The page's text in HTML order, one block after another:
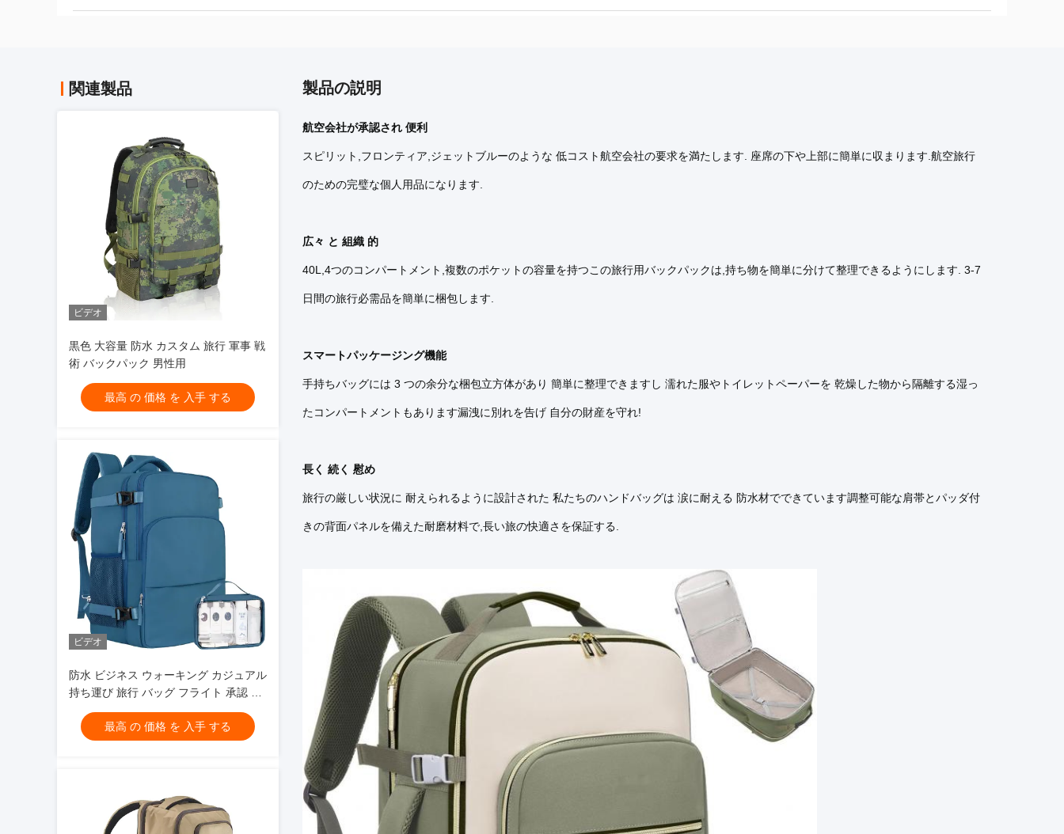
関連製品
ビデオ
黒色 大容量 防水 カスタム 旅行 軍事 戦
術 バックパック 男性用
最高 の 価格 を 入手 する
ビデオ
防水 ビジネス ウォーキング カジュアル
持ち運び 旅行 バッグ フライト 承認 16
インチ ラップトップ
最高 の 価格 を 入手 する
製品の説明
航空会社が承認され 便利
スピリット,フロンティア,ジェットブルーのような 低コスト航空会社の要求を満たします. 座席の下や上部に簡単に収まります.航空旅行
のための完璧な個人用品になります.
広々 と 組織 的
40L,4つのコンパートメント,複数のポケットの容量を持つこの旅行用バックパックは,持ち物を簡単に分けて整理できるようにします. 3-7
日間の旅行必需品を簡単に梱包します.
スマートパッケージング機能
手持ちバッグには 3 つの余分な梱包立方体があり 簡単に整理できますし 濡れた服やトイレットペーパーを 乾燥した物から隔離する湿っ
たコンパートメントもあります漏洩に別れを告げ 自分の財産を守れ!
長く 続く 慰め
旅行の厳しい状況に 耐えられるように設計された 私たちのハンドバッグは 涙に耐える 防水材でできています調整可能な肩帯とパッダ付
きの背面パネルを備えた耐磨材料で,長い旅の快適さを保証する.